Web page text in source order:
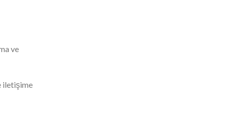
ve
iletişime